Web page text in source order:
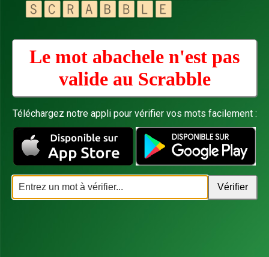
Le mot abachele n'est pas
valide au Scrabble
Téléchargez notre appli pour vérifier vos mots facilement :